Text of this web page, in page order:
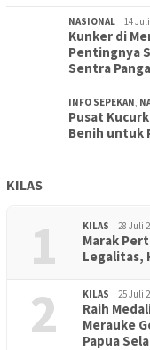
NASIONAL 14
Kunker di
Pentingnya
Sentra
INFO SEPEKAN,
Pusat
Benih untuk
KILAS
1 KILAS 28 Juli
Marak
Legalitas,
2 KILAS 25 Juli
Raih
Merauke
Papua